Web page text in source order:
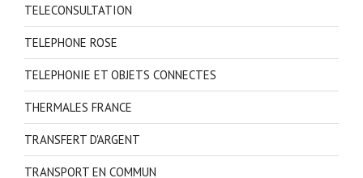
TELECONSULTATION
TELEPHONE ROSE
TELEPHONIE ET OBJETS CONNECTES
THERMALES FRANCE
TRANSFERT D'ARGENT
TRANSPORT EN COMMUN